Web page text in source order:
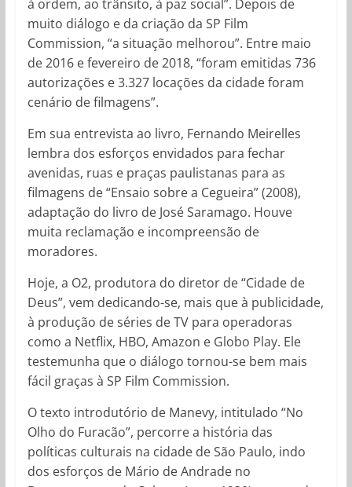
à ordem, ao trânsito, à paz social”. Depois de
muito diálogo e da criação da SP Film
Commission, “a situação melhorou”. Entre maio
de 2016 e fevereiro de 2018, “foram emitidas 736
autorizações e 3.327 locações da cidade foram
cenário de filmagens”.
Em sua entrevista ao livro, Fernando Meirelles
lembra dos esforços envidados para fechar
avenidas, ruas e praças paulistanas para as
filmagens de “Ensaio sobre a Cegueira” (2008),
adaptação do livro de José Saramago. Houve
muita reclamação e incompreensão de
moradores.
Hoje, a O2, produtora do diretor de “Cidade de
Deus”, vem dedicando-se, mais que à publicidade,
à produção de séries de TV para operadoras
como a Netflix, HBO, Amazon e Globo Play. Ele
testemunha que o diálogo tornou-se bem mais
fácil graças à SP Film Commission.
O texto introdutório de Manevy, intitulado “No
Olho do Furacão”, percorre a história das
políticas culturais na cidade de São Paulo, indo
dos esforços de Mário de Andrade no